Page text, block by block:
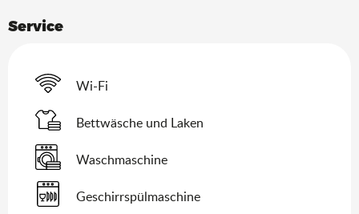
Service
Wi-Fi
Bettwäsche und Laken
Waschmaschine
Geschirrspülmaschine